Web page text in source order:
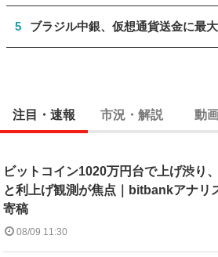
5 ブラジル中銀、仮想通貨送金に最
注目・速報 市況・解説 動
ビットコイン1020万円台で上げ渋り
と利上げ観測が焦点｜bitbankアナリ
寄稿
08/09 11:30